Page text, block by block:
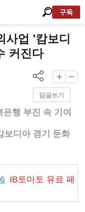
구독
사업 '캄보디
커진다
답글쓰기
행 부진 속 기여
보디아 경기 둔화
IB토마토 유료 페